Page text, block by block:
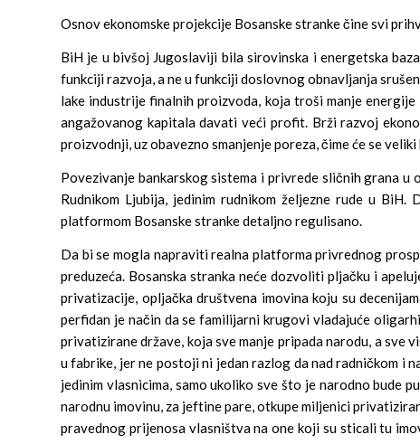
Osnov ekonomske projekcije Bosanske stranke čine svi
BiH je u bivšoj Jugoslaviji bila sirovinska i energetska
funkciji razvoja, a ne u funkciji doslovnog obnavljanja
lake industrije finalnih proizvoda, koja troši manje
angažovanog kapitala davati veći profit. Brži razvoj
proizvodnji, uz obavezno smanjenje poreza, čime će se
Povezivanje bankarskog sistema i privrede sličnih grana u
Rudnikom Ljubija, jedinim rudnikom željezne rude u
platformom Bosanske stranke detaljno regulisano.
Da bi se mogla napraviti realna platforma privrednog
preduzeća. Bosanska stranka neće dozvoliti pljačku i
privatizacije, opljačka društvena imovina koju su
perfidan je način da se familijarni krugovi vladajuće
privatizirane države, koja sve manje pripada narodu, a sve
u fabrike, jer ne postoji ni jedan razlog da nad radničkom i
jedinim vlasnicima, samo ukoliko sve što je narodno bude
narodnu imovinu, za jeftine pare, otkupe miljenici
pravednog prijenosa vlasništva na one koji su sticali tu